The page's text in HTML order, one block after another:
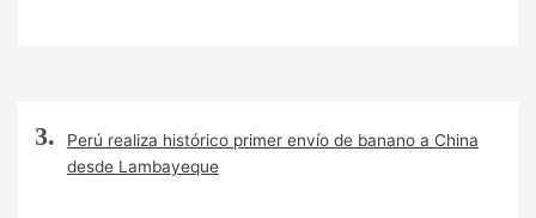
Perú realiza histórico primer envío de banano a China
desde Lambayeque